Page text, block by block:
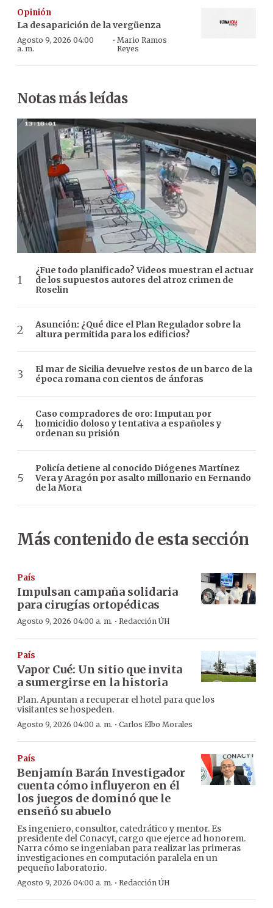
Opinión
La desaparición de la vergüenza
Agosto 9, 2026 04:00
a. m.
· Mario Ramos
Reyes
Notas más leídas
¿Fue todo planificado? Videos muestran el actuar
de los supuestos autores del atroz crimen de
Roselin
Asunción: ¿Qué dice el Plan Regulador sobre la
altura permitida para los edificios?
El mar de Sicilia devuelve restos de un barco de la
época romana con cientos de ánforas
Caso compradores de oro: Imputan por
homicidio doloso y tentativa a españoles y
ordenan su prisión
Policía detiene al conocido Diógenes Martínez
Vera y Aragón por asalto millonario en Fernando
de la Mora
Más contenido de esta sección
País
Impulsan campaña solidaria
para cirugías ortopédicas
Agosto 9, 2026 04:00 a. m. · Redacción ÚH
País
Vapor Cué: Un sitio que invita
a sumergirse en la historia
Plan. Apuntan a recuperar el hotel para que los
visitantes se hospeden.
Agosto 9, 2026 04:00 a. m. · Carlos Elbo Morales
País
Benjamín Barán Investigador
cuenta cómo influyeron en él
los juegos de dominó que le
enseñó su abuelo
Es ingeniero, consultor, catedrático y mentor. Es
presidente del Conacyt, cargo que ejerce ad honorem.
Narra cómo se ingeniaban para realizar las primeras
investigaciones en computación paralela en un
pequeño laboratorio.
Agosto 9, 2026 04:00 a. m. · Redacción ÚH